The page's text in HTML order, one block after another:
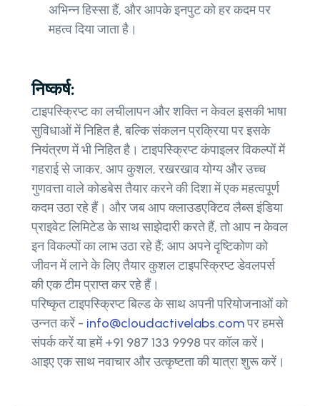
अभिन्न हिस्सा हैं, और आपके इनपुट को हर कदम पर
महत्व दिया जाता है।
निष्कर्ष:
टाइपस्क्रिप्ट का लचीलापन और शक्ति न केवल इसकी भाषा
सुविधाओं में निहित है, बल्कि संकलन प्रक्रिया पर इसके
नियंत्रण में भी निहित है। टाइपस्क्रिप्ट कंपाइलर विकल्पों में
गहराई से जाकर, आप कुशल, रखरखाव योग्य और उच्च
गुणवत्ता वाले कोडबेस तैयार करने की दिशा में एक महत्वपूर्ण
कदम उठा रहे हैं। और जब आप क्लाउडएक्टिव लैब्स इंडिया
प्राइवेट लिमिटेड के साथ साझेदारी करते हैं, तो आप न केवल
इन विकल्पों का लाभ उठा रहे हैं; आप अपने दृष्टिकोण को
जीवन में लाने के लिए तैयार कुशल टाइपस्क्रिप्ट डेवलपर्स
की एक टीम प्राप्त कर रहे हैं।
परिष्कृत टाइपस्क्रिप्ट बिल्ड के साथ अपनी परियोजनाओं को
उन्नत करें - info@cloudactivelabs.comपर हमसे
संपर्क करें या हमें +91 987 133 9998 पर कॉल करें।
आइए एक साथ नवाचार और उत्कृष्टता की यात्रा शुरू करें।